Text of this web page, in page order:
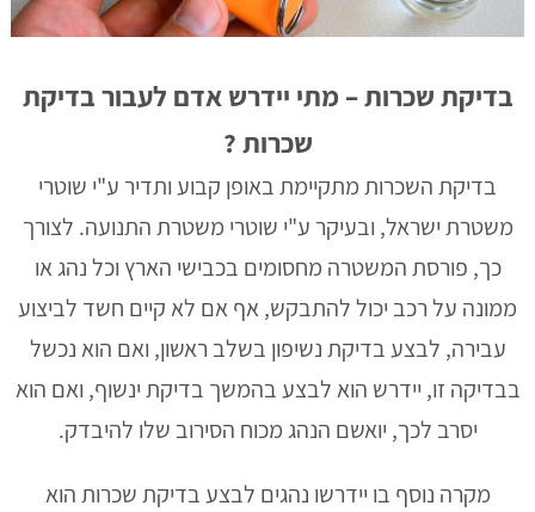
בדיקת שכרות – מתי יידרש אדם לעבור בדיקת
שכרות?
בדיקת השכרות מתקיימת באופן קבוע ותדיר ע"י שוטרי
משטרת ישראל, ובעיקר ע"י שוטרי משטרת התנועה. לצורך
כך, פורסת המשטרה מחסומים בכבישי הארץ וכל נהג או
ממונה על רכב יכול להתבקש, אף אם לא קיים חשד לביצוע
עבירה, לבצע בדיקת נשיפון בשלב ראשון, ואם הוא נכשל
בבדיקה זו, יידרש הוא לבצע בהמשך בדיקת ינשוף, ואם הוא
יסרב לכך, יואשם הנהג מכוח הסירוב שלו להיבדק.
מקרה נוסף בו יידרשו נהגים לבצע בדיקת שכרות הוא